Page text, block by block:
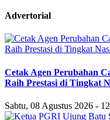
Advertorial
Cetak Agen Perubahan
Raih Prestasi di Tingkat
Sabtu, 08 Agustus 2026 -